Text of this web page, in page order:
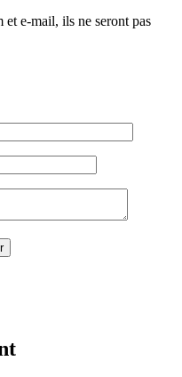
et e-mail, ils ne seront pas